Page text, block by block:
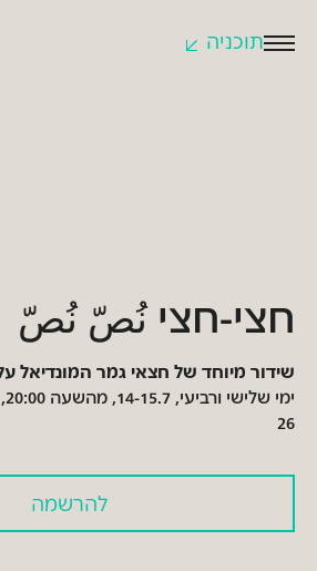
תוכניה
חצי-חצי نُصّ نُصّ
שידור מיוחד של חצאי גמר המונדיאל
26
להרשמה